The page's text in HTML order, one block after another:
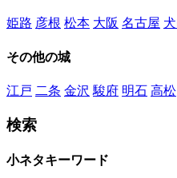
姫路 彦根 松本 大阪 名古屋
その他の城
江戸 二条 金沢 駿府 明石 高松
検索
小ネタキーワード